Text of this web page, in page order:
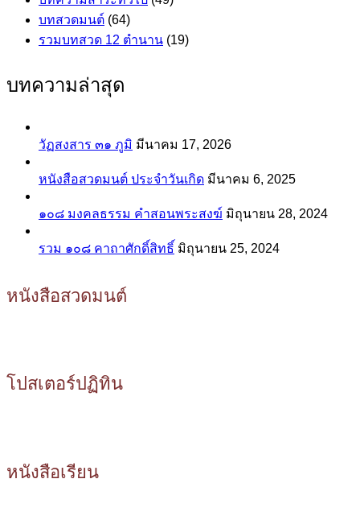
บทสวดมนต์ (64)
รวมบทสวด 12 ตำนาน (19)
บทความล่าสุด
วัฏสงสาร ๓๑ ภูมิ มีนาคม 17, 2026
หนังสือสวดมนต์ ประจำวันเกิด มีนาคม 6, 2025
๑๐๘ มงคลธรรม คำสอนพระสงฆ์ มิถุนายน 28, 2024
รวม ๑๐๘ คาถาศักดิ์สิทธิ์ มิถุนายน 25, 2024
หนังสือสวดมนต์
โปสเตอร์ปฏิทิน
หนังสือเรียน